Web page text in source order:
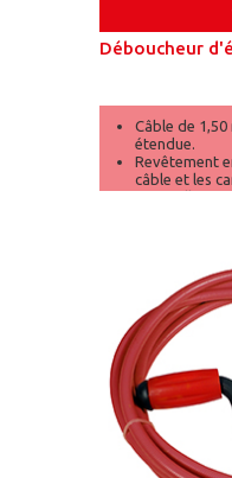
Déboucheur
Câble de
étendue.
Revêtement
câble et les
Manivelle